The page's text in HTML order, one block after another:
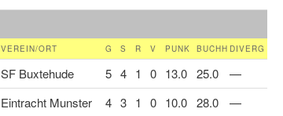
VEREIN/ORT G S R V PUNK BUCHH DIVERG
SF Buxtehude 5 4 1 0 13.0 25.0
—
Eintracht Munster 4 3 1 0 10.0 28.0
—